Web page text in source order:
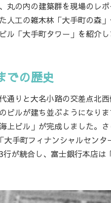
丸の内の建築群を現場のレ
人工の雑木林「大手町の森
ル「大手町タワー」を紹介し
での歴史
りと大名小路の交差点北
ビルが建ち並ぶようになり
上ビル」が完成しました。
大手町フィナンシャルセン
が統合し、富士銀行本店は